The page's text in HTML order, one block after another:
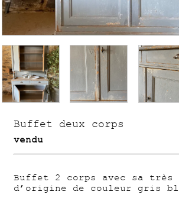
Buffet deux corps
vendu
Buffet 2 corps avec sa
d’origine de couleur gris